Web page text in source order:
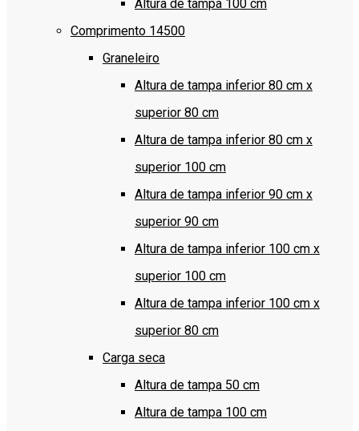
Altura de tampa 100 cm
Comprimento 14500
Graneleiro
Altura de tampa inferior 80 cm x
superior 80 cm
Altura de tampa inferior 80 cm x
superior 100 cm
Altura de tampa inferior 90 cm x
superior 90 cm
Altura de tampa inferior 100 cm x
superior 100 cm
Altura de tampa inferior 100 cm x
superior 80 cm
Carga seca
Altura de tampa 50 cm
Altura de tampa 100 cm